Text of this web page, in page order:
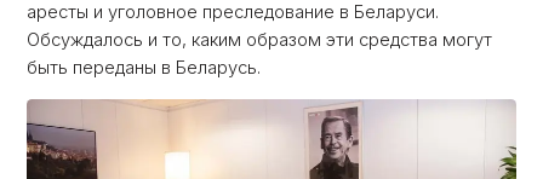
аресты и уголовное преследование в Беларуси.
Обсуждалось и то, каким образом эти средства могут
быть переданы в Беларусь.